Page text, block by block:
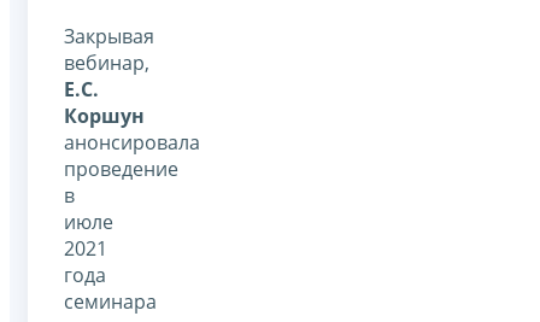
Закрывая
вебинар,
Е.С.
Коршун
анонсировала
проведение
в
июле
2021
года
семинара